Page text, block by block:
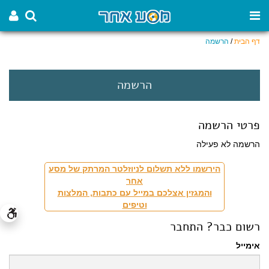
דף הבית/ הרשמה
הרשמה
פרטי הרשמה
הרשמה לא פעילה
הירשמו ללא תשלום לניוזלטר המרתק של מסע
אחר
והמגזין אצלכם במייל עם כתבות, המלצות
וטיפים
רשום כבר? התחבר
אימייל